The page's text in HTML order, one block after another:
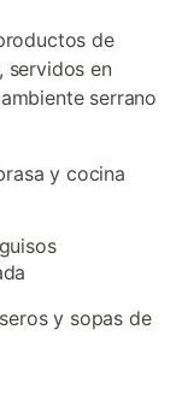
de
servidos en
serrano
y cocina
y sopas de